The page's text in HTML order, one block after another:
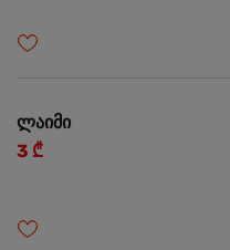
ლაიმი
3 ₾